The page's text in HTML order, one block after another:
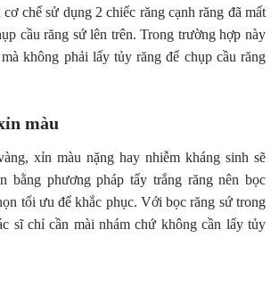
cơ chế sử dụng 2 chiếc răng cạnh răng đã mất
cầu răng sứ lên trên. Trong trường hợp này
không phải lấy tủy răng để chụp cầu răng
màu
xỉn màu nặng hay nhiễm kháng sinh sẽ
bằng phương pháp tẩy trắng răng nên bọc
tối ưu để khắc phục. Với bọc răng sứ trong
sĩ chỉ cần mài nhám chứ không cần lấy tủy